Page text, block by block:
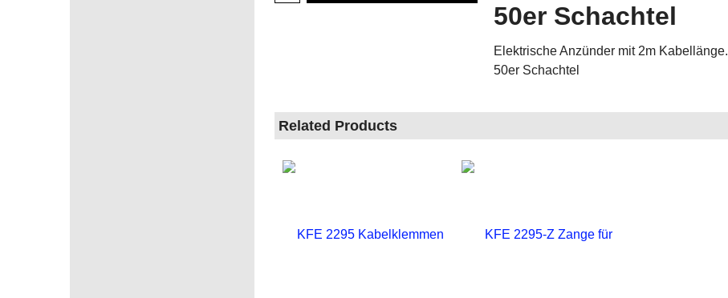
50er Schachtel
Elektrische Anzünder mit 2m Kabellänge.
50er Schachtel
Related Products